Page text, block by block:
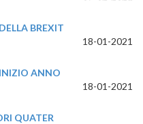
BREXIT
18-01-2021
ANNO
18-01-2021
QUATER